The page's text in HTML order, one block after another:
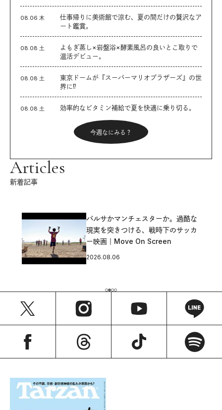
08.06 木
仕事帰りに美術館で涼む、夏の間だけの贅沢なア
ート鑑賞。
08.08 土
よもぎ蒸し×岩盤浴×酵素風呂の良いとこ取りで
温活デビュー。
08.08 土
東京ドームが『スーパーマリオブラザーズ』の世
界に⁉︎
08.08 土 効率的なビタミン補給で夏を快適に乗り切る。
今週なにみる？
Articles
新着記事
バルサかマンチェスターか。過酷な
現実を突きつける、戦時下のサッカ
ー映画｜Move On Screen
2026.08.06